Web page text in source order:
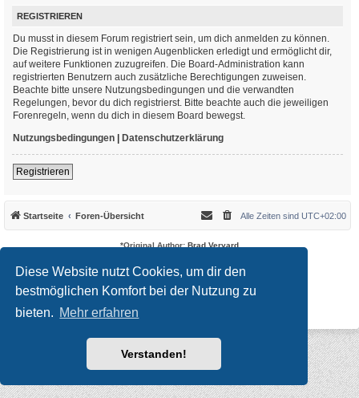
Diese Website nutzt Cookies, um dir den
bestmöglichen Komfort bei der Nutzung zu
bieten. Mehr erfahren
Verstanden!
REGISTRIEREN
Du musst in diesem Forum registriert sein, um dich anmelden zu können.
Die Registrierung ist in wenigen Augenblicken erledigt und ermöglicht dir,
auf weitere Funktionen zuzugreifen. Die Board-Administration kann
registrierten Benutzern auch zusätzliche Berechtigungen zuweisen.
Beachte bitte unsere Nutzungsbedingungen und die verwandten
Regelungen, bevor du dich registrierst. Bitte beachte auch die jeweiligen
Forenregeln, wenn du dich in diesem Board bewegst.
Nutzungsbedingungen | Datenschutzerklärung
Registrieren
Startseite Foren-Übersicht Alle Zeiten sind UTC+02:00
*Original Author: Brad Veryard
Powered byphpBB® Forum Software © phpBB Limited
Deutsche Übersetzung durchphpBB.de